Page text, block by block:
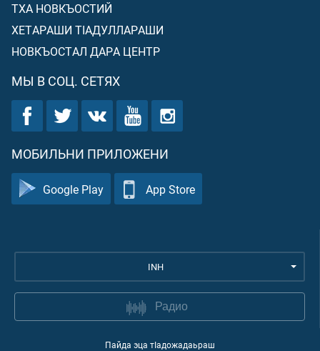
ТХА НОВКЪОСТИЙ
ХЕТАРАШИ ТIАДУЛЛАРАШИ
НОВКЪОСТАЛ ДАРА ЦЕНТР
МЫ В СОЦ. СЕТЯХ
МОБИЛЬНИ ПРИЛОЖЕНИ
Google Play App Store
INH
Радио
Пайда эца тIадожадаьраш